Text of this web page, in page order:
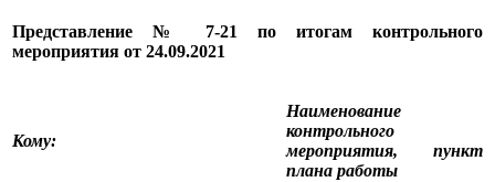
Представление № 7-21 по итогам контрольного
мероприятия от 24.09.2021
Кому:
Наименование
контрольного
мероприятия, пункт
плана работы